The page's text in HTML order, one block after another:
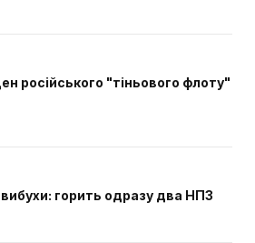
російського "тіньового флоту"
вибухи: горить одразу два НПЗ